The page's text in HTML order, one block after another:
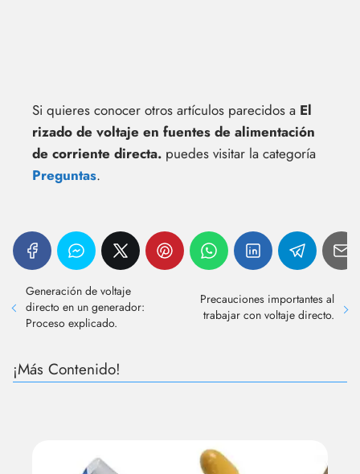
Si quieres conocer otros artículos parecidos a El
rizado de voltaje en fuentes de alimentación
de corriente directa. puedes visitar la categoría
Preguntas.
Generación de voltaje
directo en un generador:
Proceso explicado.
Precauciones importantes al
trabajar con voltaje directo.
¡Más Contenido!